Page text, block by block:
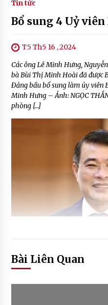
Tin tức
Bổ sung 4 Uỷ
T5 Th5 16 , 2024
Các ông Lê Minh Hưng,
bà Bùi Thị Minh Hoài đã được
Đảng bầu bổ sung làm ủy viên
Minh Hưng – Ảnh: NGỌC
phòng […]
Bài Liên Quan